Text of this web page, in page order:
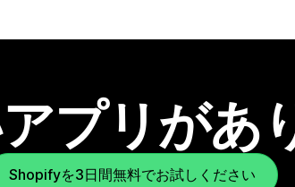
プリがあ
Shopifyを3日間無料でお試しください